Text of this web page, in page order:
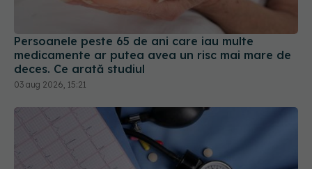
Persoanele peste 65 de ani care iau multe
medicamente ar putea avea un risc mai mare de
deces. Ce arată studiul
03 aug 2026, 15:21